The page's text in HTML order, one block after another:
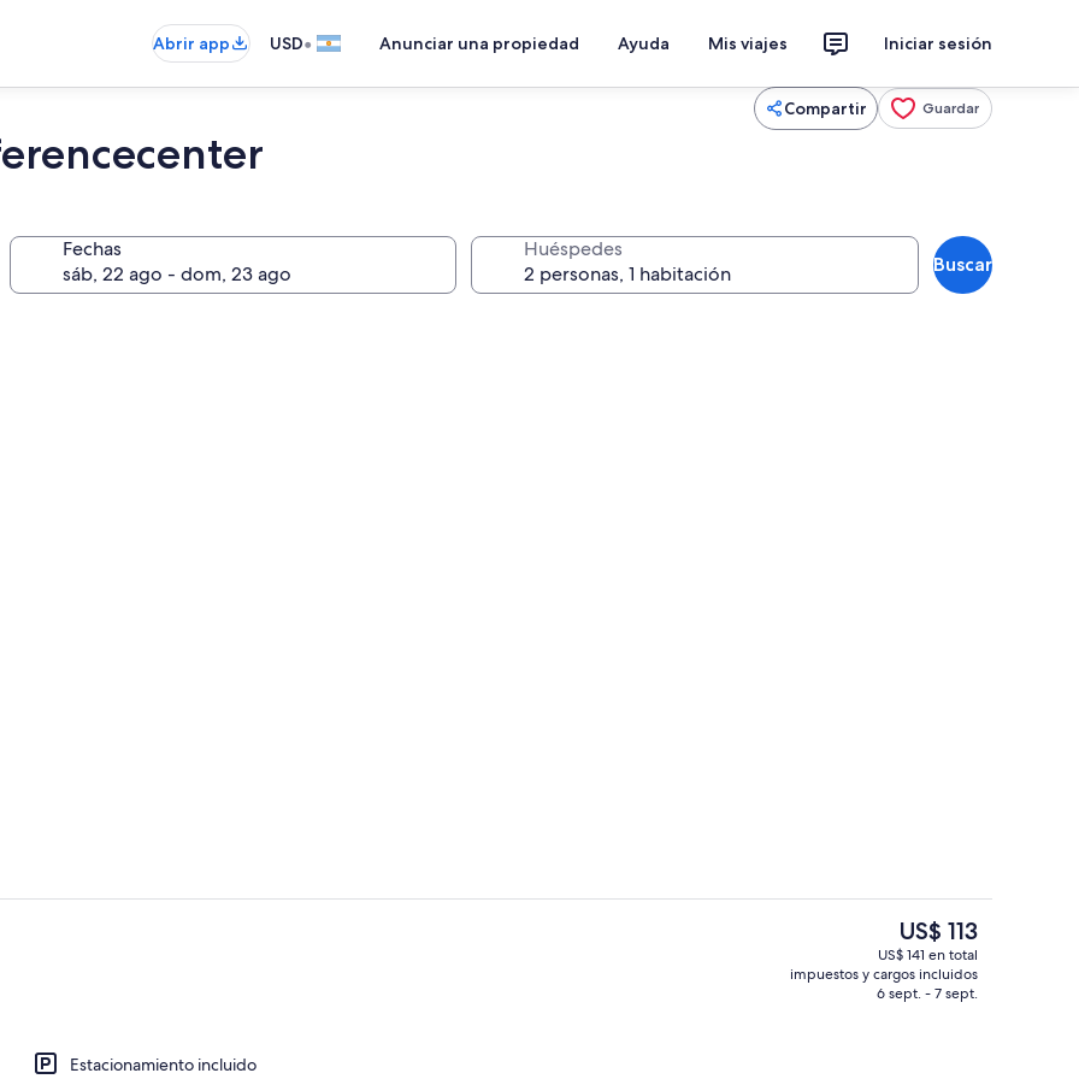
Abrir app USD• Anunciar una propiedad Ayuda Mis viajes Iniciar sesión
Compartir Guardar
Fechas Huéspedes
Buscar
Exterior
Estacionamiento incluido
El
precio
actual
es
US$ 113
US$ 141 en total
impuestos y cargos incluidos
6 sept. - 7 sept.